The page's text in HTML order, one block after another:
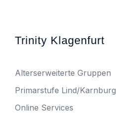
Trinity Klagenfurt
Alterserweiterte Gruppen
Primarstufe Lind/Karnburg
Online Services